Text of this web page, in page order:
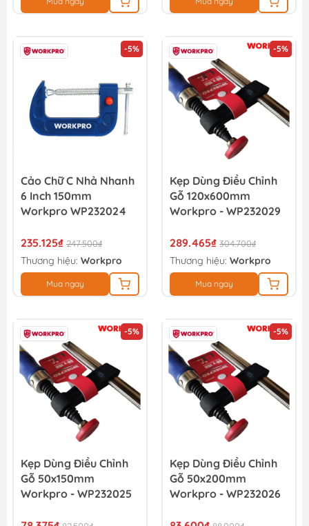
-5%
Cảo Chữ C Nhả Nhanh
6 Inch 150mm
Workpro WP232024
235.125₫ 247.500₫
Thương hiệu: Workpro
Mua ngay
-5%
Kẹp Dùng Điều Chỉnh
Gỗ 120x600mm
Workpro - WP232029
289.465₫ 304.700₫
Thương hiệu: Workpro
Mua ngay
-5%
Kẹp Dùng Điều Chỉnh
Gỗ 50x150mm
Workpro - WP232025
-5%
Kẹp Dùng Điều Chỉnh
Gỗ 50x200mm
Workpro - WP232026